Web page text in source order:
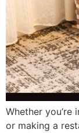
Whether you’re
or making a